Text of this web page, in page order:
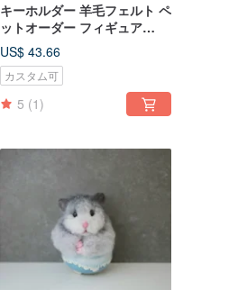
キーホルダー 羊毛フェルト ペ
ットオーダー フィギュア
feiwa霏娃手作
US$ 43.66
カスタム可
5 (1)